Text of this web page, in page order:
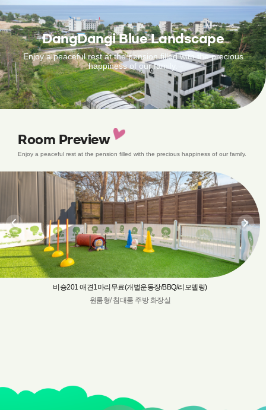
DangDangi Blue Landscape
Enjoy a peaceful rest at the pension filled with the precious
happiness of our family.
Room Preview
Enjoy a peaceful rest at the pension filled with the precious happiness of our family.
비숑201 애견1마리무료(개별운동장/BBQ/리모델링)
원룸형/ 침대룸 주방 화장실